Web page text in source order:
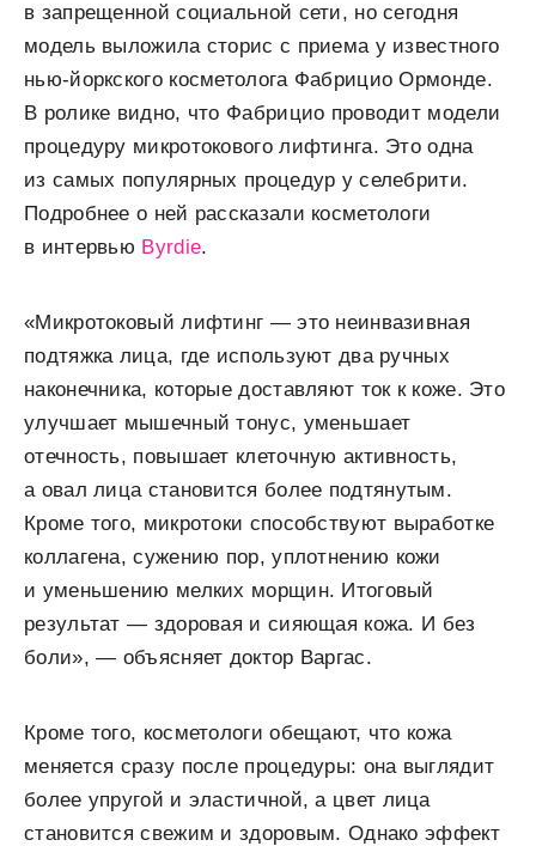
в запрещенной социальной сети, но сегодня
модель выложила сторис с приема у известного
нью-йоркского косметолога Фабрицио Ормонде.
В ролике видно, что Фабрицио проводит модели
процедуру микротокового лифтинга. Это одна
из самых популярных процедур у селебрити.
Подробнее о ней рассказали косметологи
в интервью Byrdie.
«Микротоковый лифтинг — это неинвазивная
подтяжка лица, где используют два ручных
наконечника, которые доставляют ток к коже. Это
улучшает мышечный тонус, уменьшает
отечность, повышает клеточную активность,
а овал лица становится более подтянутым.
Кроме того, микротоки способствуют выработке
коллагена, сужению пор, уплотнению кожи
и уменьшению мелких морщин. Итоговый
результат — здоровая и сияющая кожа. И без
боли», — объясняет доктор Варгас.
Кроме того, косметологи обещают, что кожа
меняется сразу после процедуры: она выглядит
более упругой и эластичной, а цвет лица
становится свежим и здоровым. Однако эффект